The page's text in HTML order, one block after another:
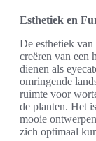
Esthetiek en
De esthetiek van
creëren van een
dienen als
omringende
ruimte voor
de planten. Het
mooie
zich optimaal